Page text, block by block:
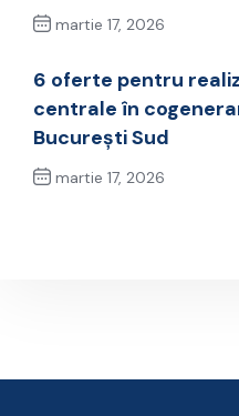
martie 17, 2026
6 oferte pentru
centrale în
București Sud
martie 17, 2026